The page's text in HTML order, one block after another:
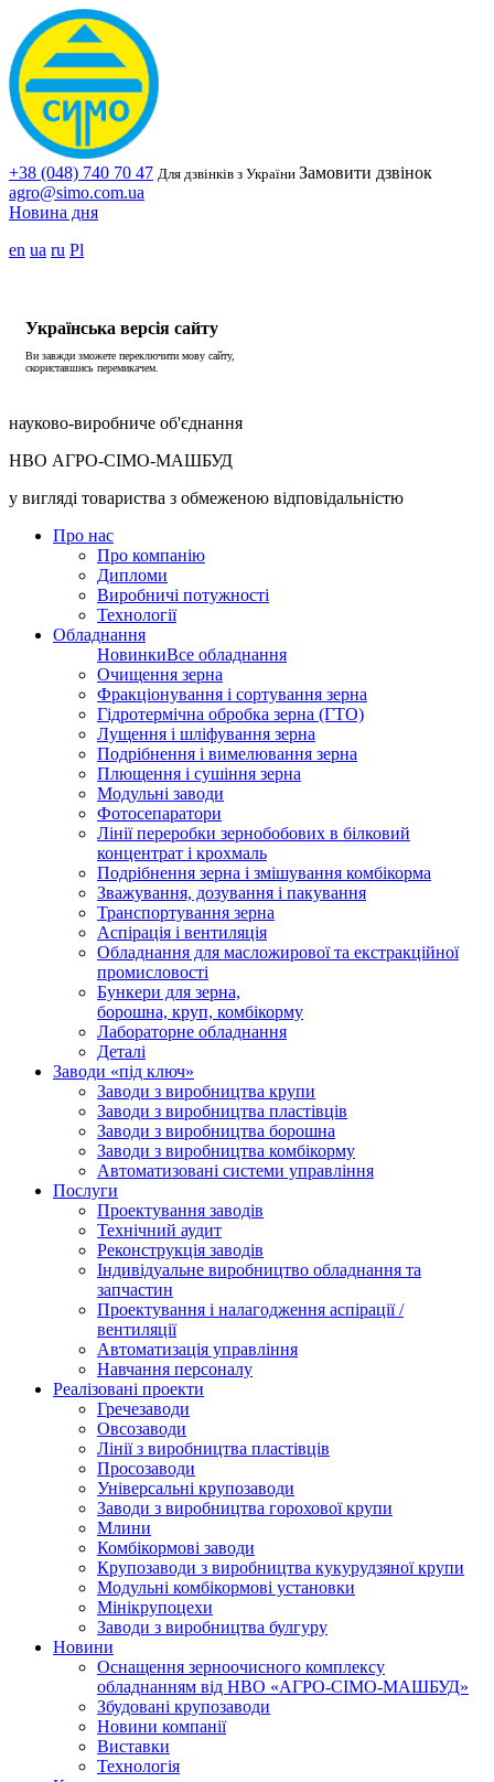
+38 (048) 740 70 47 Для дзвінків з України Замовити дзвінок
agro@simo.com.ua
Новина дня
en ua ru Pl
Українська версія сайту
Ви завжди зможете переключити мову сайту,
скориставшись перемикачем.
науково-виробниче об'єднання
НВО АГРО-СІМО-МАШБУД
у вигляді товариства з обмеженою відповідальністю
Про нас
Про компанію
Дипломи
Виробничі потужності
Технології
Обладнання
НовинкиВсе обладнання
Очищення зерна
Фракціонування і сортування зерна
Гідротермічна обробка зерна (ГТО)
Лущення і шліфування зерна
Подрібнення і вимелювання зерна
Плющення і сушіння зерна
Модульні заводи
Фотосепаратори
Лінії переробки зернобобових в білковий
концентрат і крохмаль
Подрібнення зерна і змішування комбікорма
Зважування, дозування і пакування
Транспортування зерна
Аспірація і вентиляція
Обладнання для масложирової та екстракційної
промисловості
Бункери для зерна,
борошна, круп, комбікорму
Лабораторне обладнання
Деталі
Заводи «під ключ»
Заводи з виробництва крупи
Заводи з виробництва пластівців
Заводи з виробництва борошна
Заводи з виробництва комбікорму
Автоматизовані системи управління
Послуги
Проектування заводів
Технічний аудит
Реконструкція заводів
Індивідуальне виробництво обладнання та
запчастин
Проектування і налагодження аспірації /
вентиляції
Автоматизація управління
Навчання персоналу
Реалізовані проекти
Гречезаводи
Овсозаводи
Лінії з виробництва пластівців
Просозаводи
Універсальні крупозаводи
Заводи з виробництва горохової крупи
Млини
Комбікормові заводи
Крупозаводи з виробництва кукурудзяної крупи
Модульні комбікормові установки
Мінікрупоцехи
Заводи з виробництва булгуру
Новини
Оснащення зерноочисного комплексу
обладнанням від НВО «АГРО-СІМО-МАШБУД»
Збудовані крупозаводи
Новини компанії
Виставки
Технологія